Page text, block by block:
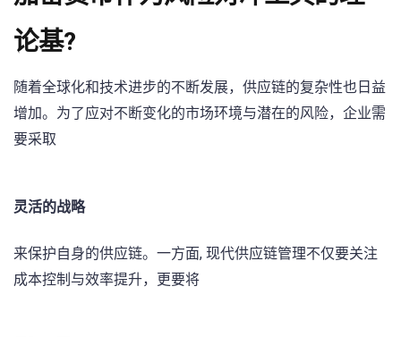
论基?
随着全球化和技术进步的不断发展，供应链的复杂性也日益
增加。为了应对不断变化的市场环境与潜在的风险，企业需
要采取
灵活的战略
来保护自身的供应链。一方面, 现代供应链管理不仅要关注
成本控制与效率提升，更要将